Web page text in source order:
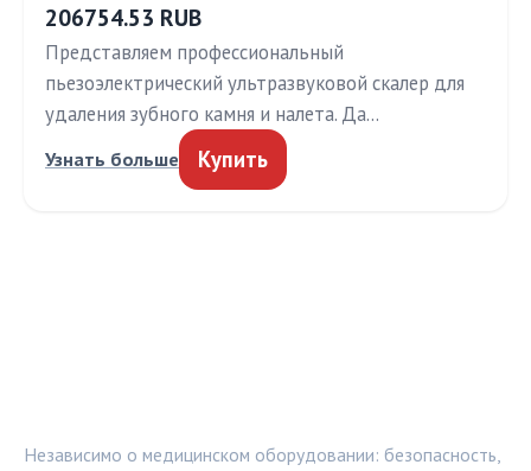
206754.53 RUB
Представляем профессиональный
пьезоэлектрический ультразвуковой скалер для
удаления зубного камня и налета. Да…
Узнать больше Купить
Независимо о медицинском оборудовании: безопасность,